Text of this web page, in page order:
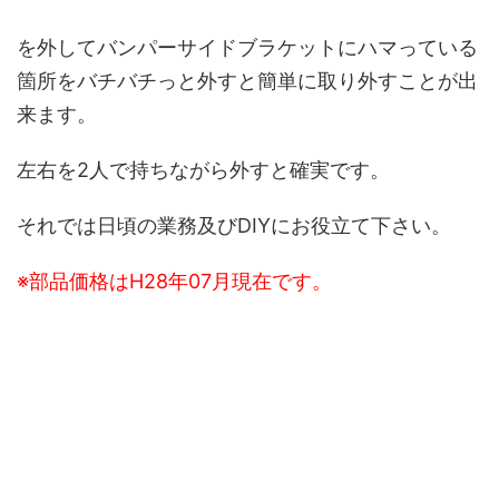
を外してバンパーサイドブラケットにハマっている
箇所をバチバチっと外すと簡単に取り外すことが出
来ます。
左右を2人で持ちながら外すと確実です。
それでは日頃の業務及びDIYにお役立て下さい。
※部品価格はH28年07月現在です。